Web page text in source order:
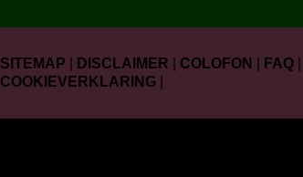
SITEMAP DISCLAIMER COLOFON FAQ
COOKIEVERKLARING